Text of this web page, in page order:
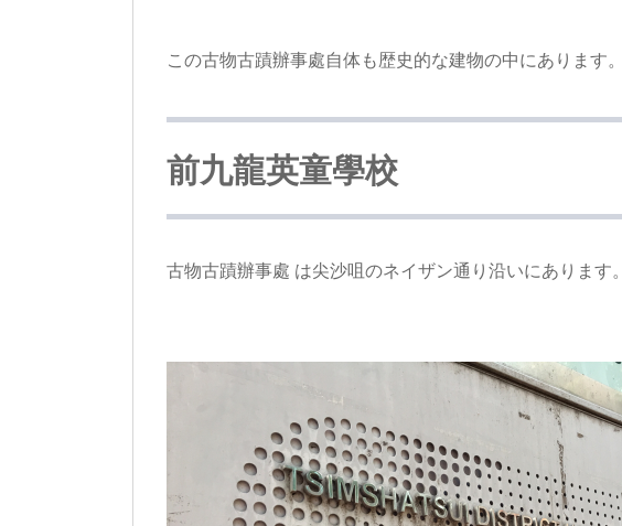
この古物古蹟辦事處自体も歴史的な建物の中にあります。
前九龍英童學校
古物古蹟辦事處 は尖沙咀のネイザン通り沿いにあります。